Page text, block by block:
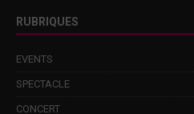
RUBRIQUES
EVENTS
SPECTACLE
CONCERT